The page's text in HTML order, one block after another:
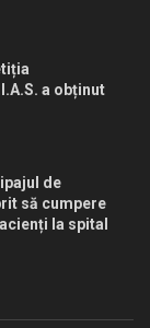
a obținut
de
să cumpere
la spital